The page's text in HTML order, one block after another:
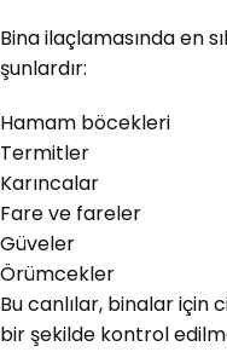
Bina ilaçlamasında en
şunlardır:
Hamam böcekleri
Termitler
Karıncalar
Fare ve fareler
Güveler
Örümcekler
Bu canlılar, binalar için
bir şekilde kontrol